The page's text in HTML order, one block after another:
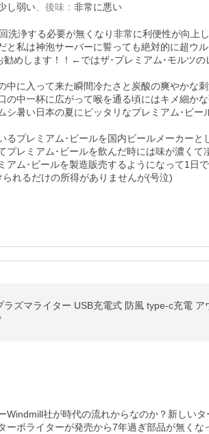
し弱い 後味 ： 非常に悪い
洗浄する必要が無くなり非常に利便性が向上
と私は神泡サーバーに誓っても絶対的に超ウ
勧めします！！←ではザ･プレミアム･モルツ
中に入って来た瞬間冷たさと炭酸の爽やかな
の中一杯に広がって喉を通る頃にはキメ細か
シ暑い日本の夏にピッタリなプレミアム･ビー
るプレミアム･ビールを国内ビールメーカーと
プレミアム･ビールを飲んだ時には味が濃くて
アム･ビールを製造販売するようになって1日
れるだけの所得がありませんが(号泣)
ラズマライター USB充電式 防風 type-c充電
Windmill社が時代の流れからなのか？新しい
ーボライターが発売から7年過ぎ部品が無くな